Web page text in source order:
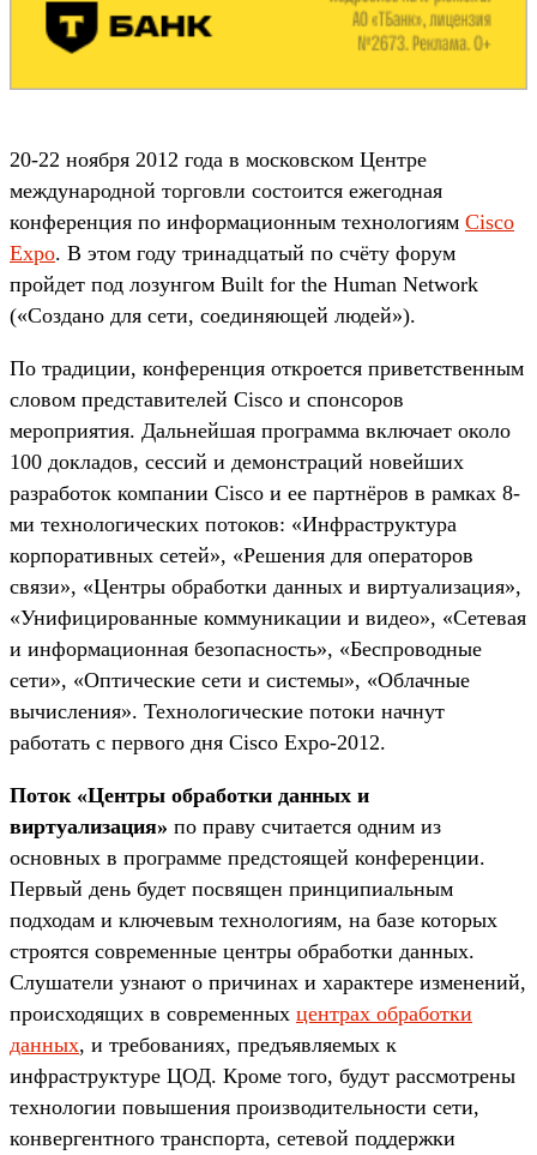
20-22 ноября 2012 года в московском Центре
международной торговли состоится ежегодная
конференция по информационным технологиям Cisco
Expo. В этом году тринадцатый по счёту форум
пройдет под лозунгом Built for the Human Network
(«Создано для сети, соединяющей людей»).
По традиции, конференция откроется приветственным
словом представителей Cisco и спонсоров
мероприятия. Дальнейшая программа включает около
100 докладов, сессий и демонстраций новейших
разработок компании Cisco и ее партнёров в рамках 8-
ми технологических потоков: «Инфраструктура
корпоративных сетей», «Решения для операторов
связи», «Центры обработки данных и виртуализация»,
«Унифицированные коммуникации и видео», «Сетевая
и информационная безопасность», «Беспроводные
сети», «Оптические сети и системы», «Облачные
вычисления». Технологические потоки начнут
работать с первого дня Cisco Expo-2012.
Поток «Центры обработки данных и
виртуализация» по праву считается одним из
основных в программе предстоящей конференции.
Первый день будет посвящен принципиальным
подходам и ключевым технологиям, на базе которых
строятся современные центры обработки данных.
Слушатели узнают о причинах и характере изменений,
происходящих в современных центрах обработки
данных, и требованиях, предъявляемых к
инфраструктуре ЦОД. Кроме того, будут рассмотрены
технологии повышения производительности сети,
конвергентного транспорта, сетевой поддержки